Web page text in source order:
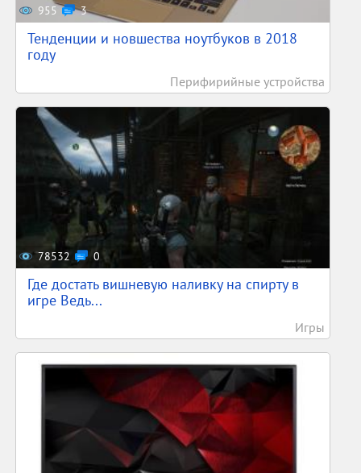
955 3
Тенденции и новшества ноутбуков в 2018
году
Перифирийные устройства
78532 0
Где достать вишневую наливку на спирту в
игре Ведь...
Игры